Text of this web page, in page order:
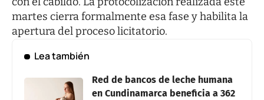
martes cierra formalmente esa fase y habilita la
apertura del proceso licitatorio.
Lea también
Red de bancos de leche humana
en Cundinamarca beneficia a 362